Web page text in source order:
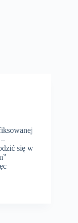
się w